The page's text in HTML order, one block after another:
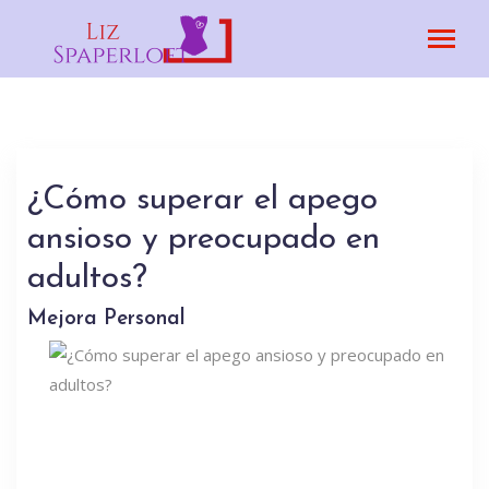
¿Cómo superar el apego
ansioso y preocupado en
adultos?
Mejora Personal